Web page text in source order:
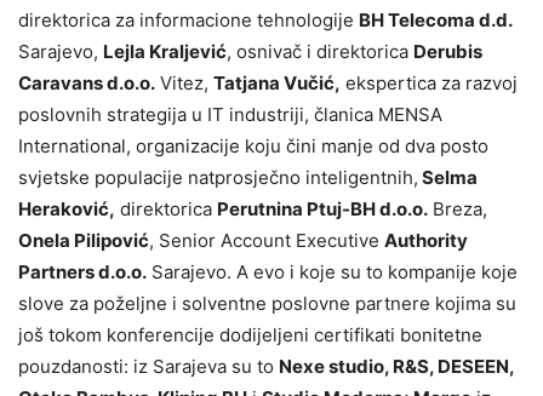
direktorica za informacione tehnologije BH Telecoma d.d.
Sarajevo, Lejla Kraljević, osnivač i direktorica Derubis
Caravans d.o.o. Vitez, Tatjana Vučić, ekspertica za razvoj
poslovnih strategija u IT industriji, članica MENSA
International, organizacije koju čini manje od dva posto
svjetske populacije natprosječno inteligentnih, Selma
Heraković, direktorica Perutnina Ptuj-BH d.o.o. Breza,
Onela Pilipović, Senior Account Executive Authority
Partners d.o.o. Sarajevo. A evo i koje su to kompanije koje
slove za poželjne i solventne poslovne partnere kojima su
još tokom konferencije dodijeljeni certifikati bonitetne
pouzdanosti: iz Sarajeva su to Nexe studio, R&S, DESEEN,